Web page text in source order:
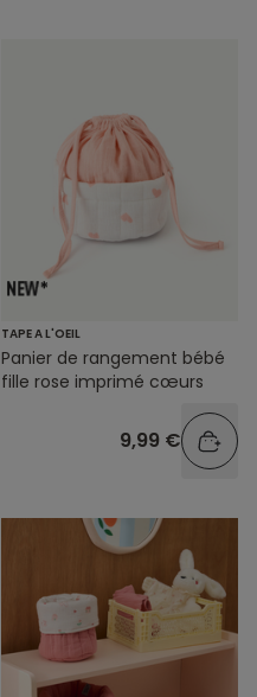
TAPE A L'OEIL
Panier de rangement bébé
fille rose imprimé cœurs
9,99 €